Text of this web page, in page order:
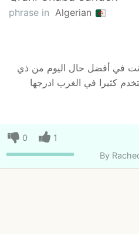
phrase in Algerian
في أفضل حال اليوم من ذي
كثيرا في الغرب ادرجها
0
1
By